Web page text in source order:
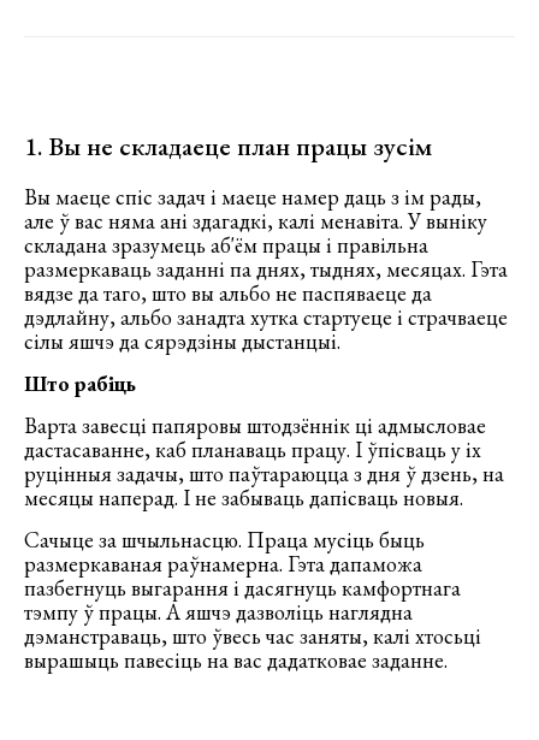
1. Вы не складаеце план працы зусім
Вы маеце спіс задач і маеце намер даць з ім рады,
але ў вас няма ані здагадкі, калі менавіта. У выніку
складана зразумець аб'ём працы і правільна
размеркаваць заданні па днях, тыднях, месяцах. Гэта
вядзе да таго, што вы альбо не паспяваеце да
дэдлайну, альбо занадта хутка стартуеце і страчваеце
сілы яшчэ да сярэдзіны дыстанцыі.
Што рабіць
Варта завесці папяровы штодзённік ці адмысловае
дастасаванне, каб планаваць працу. І ўпісваць у іх
руцінныя задачы, што паўтараюцца з дня ў дзень, на ​​
месяцы наперад. І не забываць дапісваць новыя.
Сачыце за шчыльнасцю. Праца мусіць быць
размеркаваная раўнамерна. Гэта дапаможа
пазбегнуць выгарання і дасягнуць камфортнага
тэмпу ў працы. А яшчэ дазволіць наглядна
дэманстраваць, што ўвесь час заняты, калі хтосьці
вырашыць павесіць на вас дадатковае заданне.